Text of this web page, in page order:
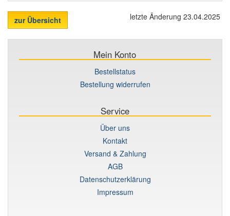
zur Übersicht letzte Änderung 23.04.2025
Mein Konto
Bestellstatus
Bestellung widerrufen
Service
Über uns
Kontakt
Versand & Zahlung
AGB
Datenschutzerklärung
Impressum